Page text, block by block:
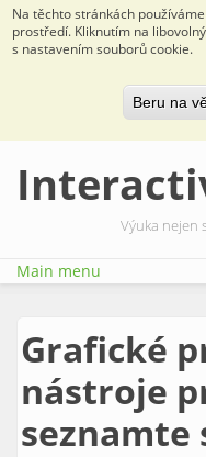
Na těchto stránkách
prostředí. Kliknutím na
s nastavením souborů cookie.
Beru na
Výuka nejen
Main menu
Grafické
nástroje
seznamte